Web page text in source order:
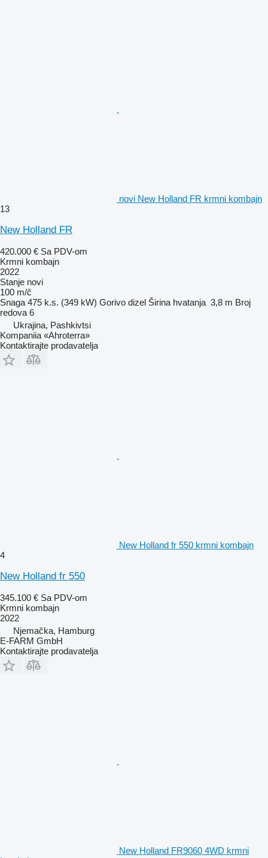
novi New Holland FR krmni kombajn
13
New Holland FR
420.000 € Sa PDV-om
Krmni kombajn
2022
Stanje novi
100 m/č
Snaga 475 k.s. (349 kW) Gorivo dizel Širina hvatanja 3,8 m Broj
redova 6
Ukrajina, Pashkivtsi
Kompaniia «Ahroterra»
Kontaktirajte prodavatelja
New Holland fr 550 krmni kombajn
4
New Holland fr 550
345.100 € Sa PDV-om
Krmni kombajn
2022
Njemačka, Hamburg
E-FARM GmbH
Kontaktirajte prodavatelja
New Holland FR9060 4WD krmni